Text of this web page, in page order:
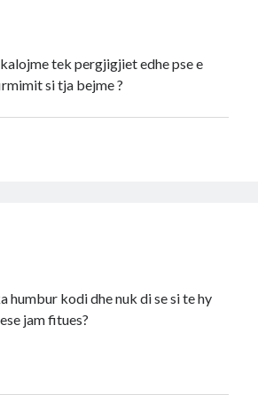
tek pergjigjiet edhe pse e
si tja bejme ?
humbur kodi dhe nuk di se si te hy
jam fitues?